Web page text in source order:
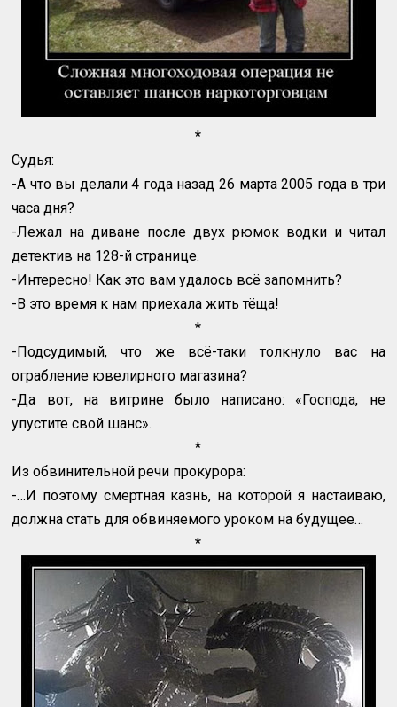
*
Судья:
-А что вы делали 4 года назад 26 марта 2005 года в три
часа дня?
-Лежал на диване после двух рюмок водки и читал
детектив на 128-й странице.
-Интересно! Как это вам удалось всё запомнить?
-В это время к нам приехала жить тёща!
*
-Подсудимый, что же всё-таки толкнуло вас на
ограбление ювелирного магазина?
-Да вот, на витрине было написано: «Господа, не
упустите свой шанс».
*
Из обвинительной речи прокурора:
-…И поэтому смертная казнь, на которой я настаиваю,
должна стать для обвиняемого уроком на будущее…
*